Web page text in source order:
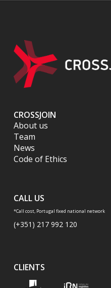
CROSSJOIN
About us
Team
News
Code of Ethics
CALL US
*Call cost, Portugal fixed national network
(+351) 217 992 120
CLIENTS